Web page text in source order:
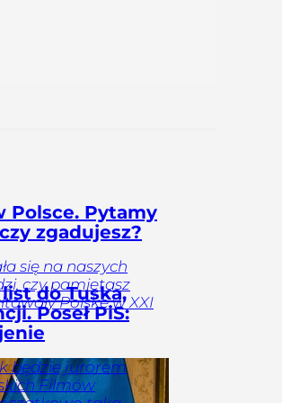
Polsce. Pytamy
zgadujesz?
się na naszych
czy pamiętasz
Polskę w XXI
do Tuska,
Poseł PiS:
będzie jurorem
Filmów